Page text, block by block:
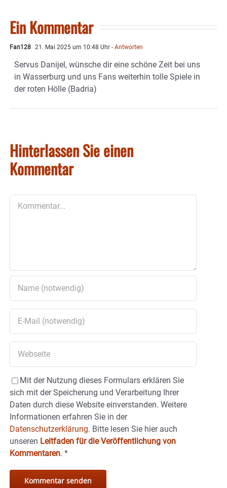
Ein Kommentar
Fan128 21. Mai 2025 um 10:48 Uhr - Antworten
Servus Danijel, wünsche dir eine schöne Zeit bei uns
in Wasserburg und uns Fans weiterhin tolle Spiele in
der roten Hölle (Badria)
Hinterlassen Sie einen
Kommentar
Mit der Nutzung dieses Formulars erklären Sie
sich mit der Speicherung und Verarbeitung Ihrer
Daten durch diese Website einverstanden. Weitere
Informationen erfahren Sie in der
Datenschutzerklärung. Bitte lesen Sie hier auch
unseren Leitfaden für die Veröffentlichung von
Kommentaren. *